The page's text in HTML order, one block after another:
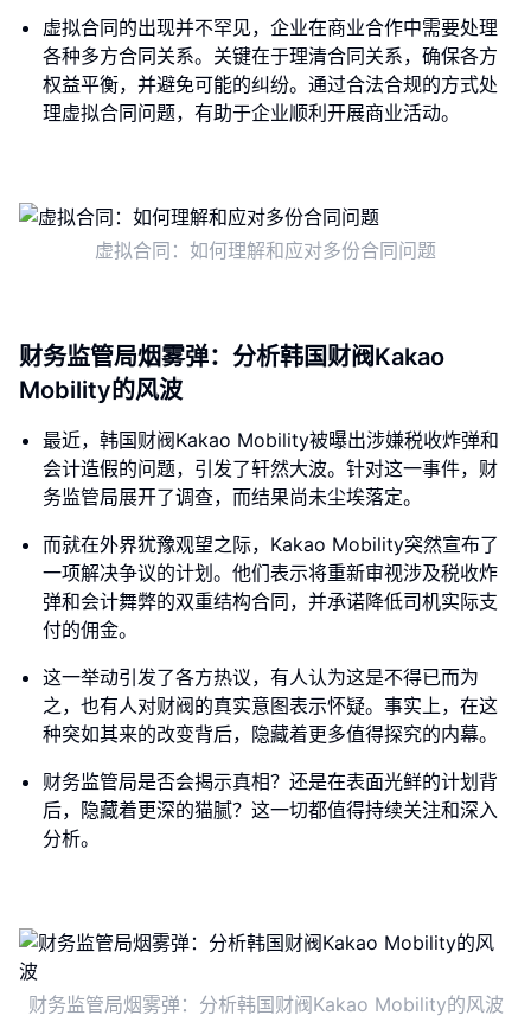
虚拟合同的出现并不罕见，企业在商业合作中需要处理
各种多方合同关系。关键在于理清合同关系，确保各方
权益平衡，并避免可能的纠纷。通过合法合规的方式处
理虚拟合同问题，有助于企业顺利开展商业活动。
虚拟合同：如何理解和应对多份合同问题
财务监管局烟雾弹：分析韩国财阀Kakao
Mobility的风波
最近，韩国财阀Kakao Mobility被曝出涉嫌税收炸弹和
会计造假的问题，引发了轩然大波。针对这一事件，财
务监管局展开了调查，而结果尚未尘埃落定。
而就在外界犹豫观望之际，Kakao Mobility突然宣布了
一项解决争议的计划。他们表示将重新审视涉及税收炸
弹和会计舞弊的双重结构合同，并承诺降低司机实际支
付的佣金。
这一举动引发了各方热议，有人认为这是不得已而为
之，也有人对财阀的真实意图表示怀疑。事实上，在这
种突如其来的改变背后，隐藏着更多值得探究的内幕。
财务监管局是否会揭示真相？还是在表面光鲜的计划背
后，隐藏着更深的猫腻？这一切都值得持续关注和深入
分析。
财务监管局烟雾弹：分析韩国财阀Kakao Mobility的风波